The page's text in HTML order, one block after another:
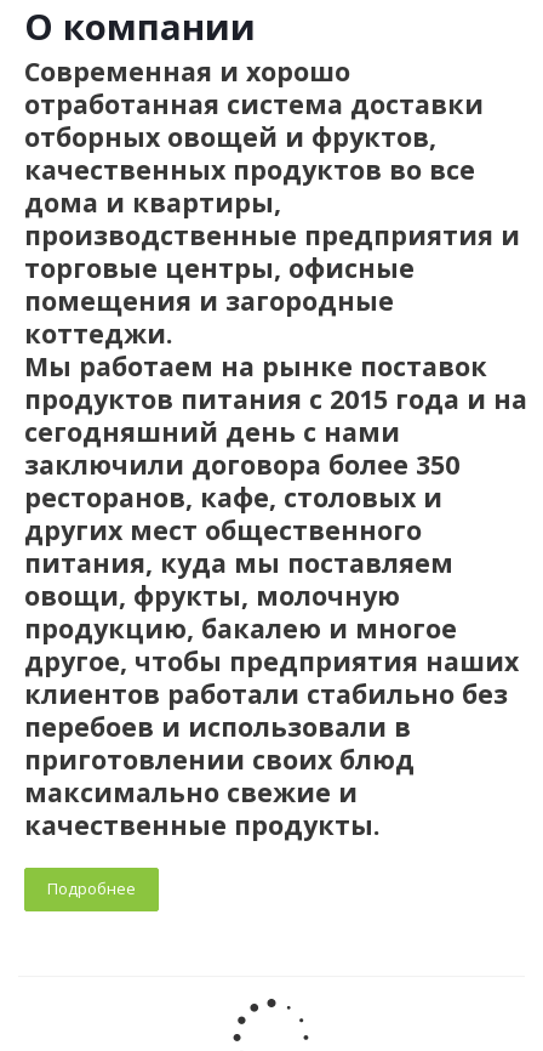
О компании
Современная и хорошо
отработанная система доставки
отборных овощей и фруктов,
качественных продуктов во все
дома и квартиры,
производственные предприятия и
торговые центры, офисные
помещения и загородные
коттеджи.
Мы работаем на рынке поставок
продуктов питания с 2015 года и на
сегодняшний день с нами
заключили договора более 350
ресторанов, кафе, столовых и
других мест общественного
питания, куда мы поставляем
овощи, фрукты, молочную
продукцию, бакалею и многое
другое, чтобы предприятия наших
клиентов работали стабильно без
перебоев и использовали в
приготовлении своих блюд
максимально свежие и
качественные продукты.
Подробнее